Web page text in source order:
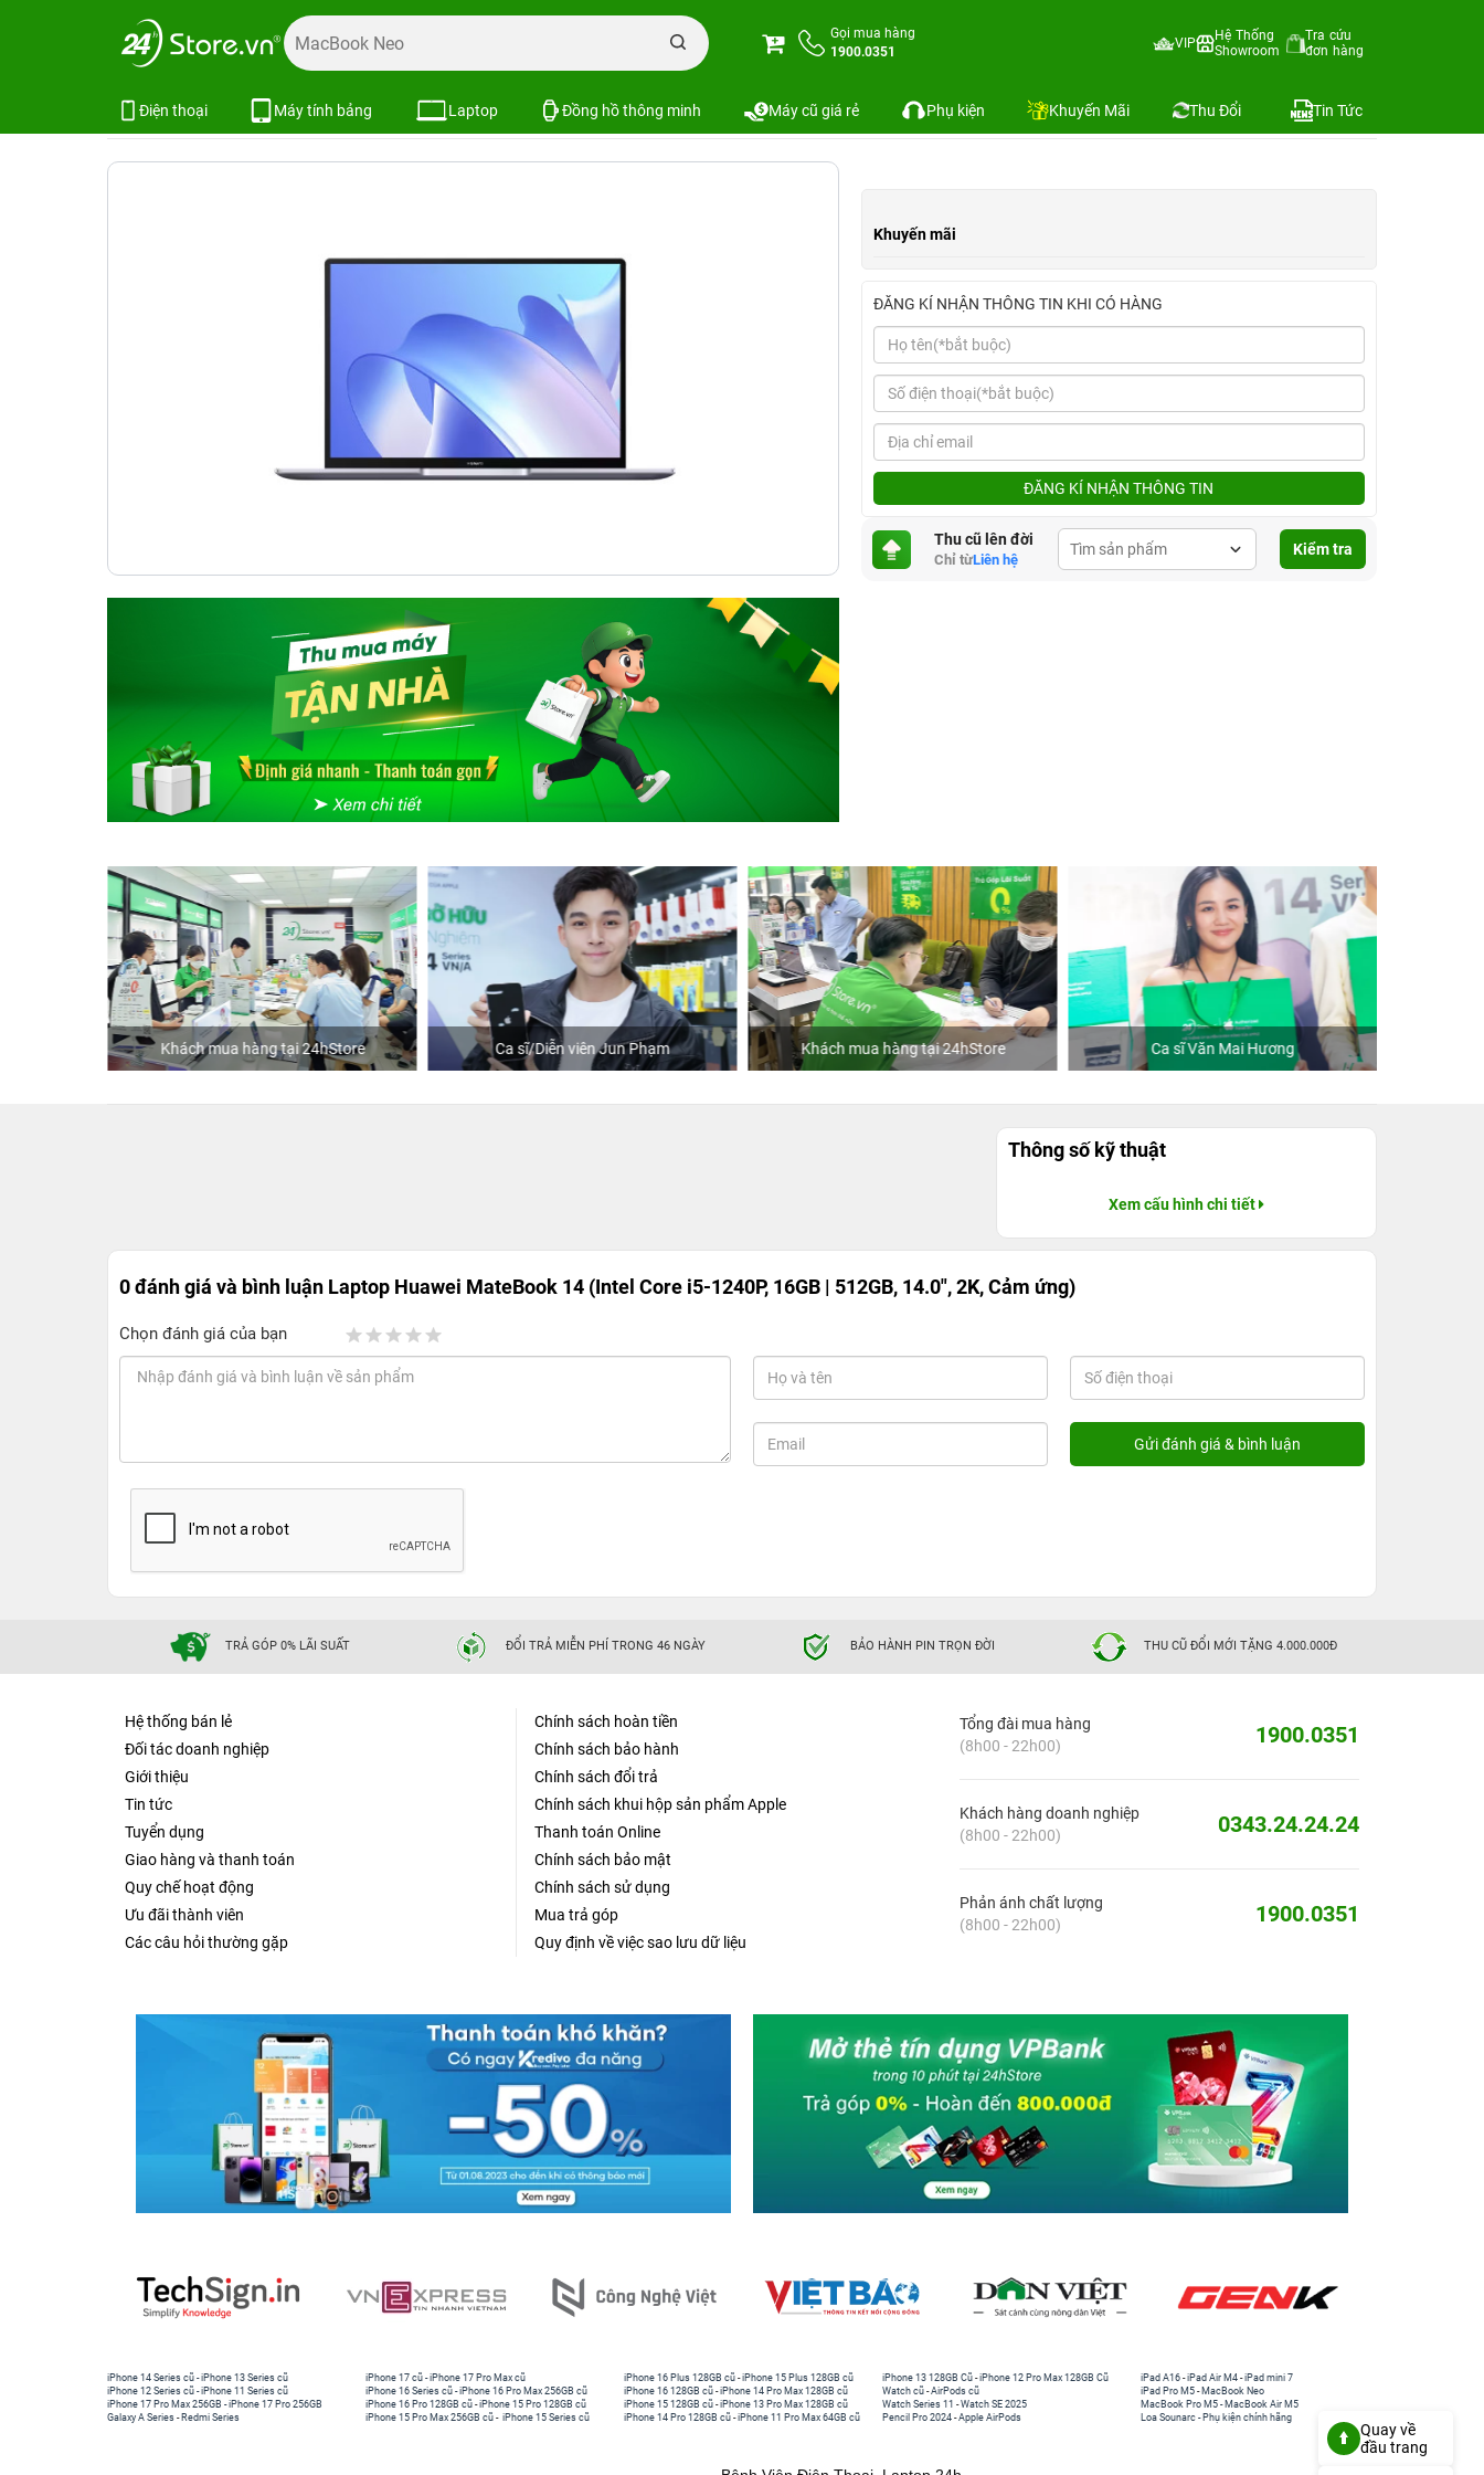
Gọi mua hàng
1900.0351
VIP
Hệ Thống
Showroom
Tra cứu
đơn hàng
Điện thoại Máy tính bảng Laptop Đồng hồ thông minh Máy cũ giá rẻ Phụ kiện Khuyến Mãi Thu Đổi Tin Tức
Trang chủ Laptop Huawei Laptop Huawei MateBook 14 (Intel Core i5-1240P, 16GB | 512GB, 14.0", 2K, Cảm ứng)
Laptop Huawei MateBook 14 (Intel Core i5-1240P, 16GB | 512GB, 14.0", 2K, Cảm ứng)
Xem cấu hình So sánh
Khuyến mãi
ĐĂNG KÍ NHẬN THÔNG TIN KHI CÓ HÀNG
ĐĂNG KÍ NHẬN THÔNG TIN
Thu cũ lên đời
Chỉ từLiên hệ
Kiểm tra
Khách mua hàng tại 24hStore Ca sĩ/Diễn viên Jun Phạm Khách mua hàng tại 24hStore Ca sĩ Văn Mai Hương
Thông số kỹ thuật
Xem cấu hình chi tiết
0 đánh giá và bình luận Laptop Huawei MateBook 14 (Intel Core i5-1240P, 16GB | 512GB, 14.0", 2K, Cảm ứng)
Chọn đánh giá của bạn
TRẢ GÓP 0% LÃI SUẤT ĐỔI TRẢ MIỄN PHÍ TRONG 46 NGÀY BẢO HÀNH PIN TRỌN ĐỜI THU CŨ ĐỔI MỚI TẶNG 4.000.000Đ
Hệ thống bán lẻ
Đối tác doanh nghiệp
Giới thiệu
Tin tức
Tuyển dụng
Giao hàng và thanh toán
Quy chế hoạt động
Ưu đãi thành viên
Các câu hỏi thường gặp
Chính sách hoàn tiền
Chính sách bảo hành
Chính sách đổi trả
Chính sách khui hộp sản phẩm Apple
Thanh toán Online
Chính sách bảo mật
Chính sách sử dụng
Mua trả góp
Quy định về việc sao lưu dữ liệu
Tổng đài mua hàng
(8h00 - 22h00)
1900.0351
Khách hàng doanh nghiệp
(8h00 - 22h00)
0343.24.24.24
Phản ánh chất lượng
(8h00 - 22h00)
1900.0351
iPhone 14 Series cũ -iPhone 13 Series cũ
iPhone 12 Series cũ -iPhone 11 Series cũ
iPhone 17 Pro Max 256GB -iPhone 17 Pro 256GB
Galaxy A Series - Redmi Series
iPhone 17 cũ -iPhone 17 Pro Max cũ
iPhone 16 Series cũ - iPhone 16 Pro Max 256GB cũ
iPhone 16 Pro 128GB cũ -iPhone 15 Pro 128GB cũ
iPhone 15 Pro Max 256GB cũ - iPhone 15 Series cũ
iPhone 16 Plus 128GB cũ -iPhone 15 Plus 128GB cũ
iPhone 16 128GB cũ -iPhone 14 Pro Max 128GB cũ
iPhone 15 128GB cũ -iPhone 13 Pro Max 128GB cũ
iPhone 14 Pro 128GB cũ -iPhone 11 Pro Max 64GB cũ
iPhone 13 128GB Cũ -iPhone 12 Pro Max 128GB Cũ
Watch cũ -AirPods cũ
Watch Series 11 -Watch SE 2025
Pencil Pro 2024 -Apple AirPods
iPad A16 -iPad Air M4 -iPad mini 7
iPad Pro M5 - MacBook Neo
MacBook Pro M5 - MacBook Air M5
Loa Sounarc - Phụ kiện chính hãng
Quay về
đầu trang